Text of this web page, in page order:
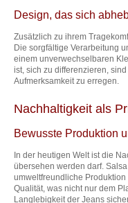
Design, das sich
Zusätzlich zu ihrem
Die sorgfältige Verarbeitung
einem unverwechselbaren
ist, sich zu differenzieren,
Aufmerksamkeit zu erregen.
Nachhaltigkeit als
Bewusste Produktion
In der heutigen Welt ist die
übersehen werden darf.
umweltfreundliche
Qualität, was nicht nur dem
Langlebigkeit der Jeans